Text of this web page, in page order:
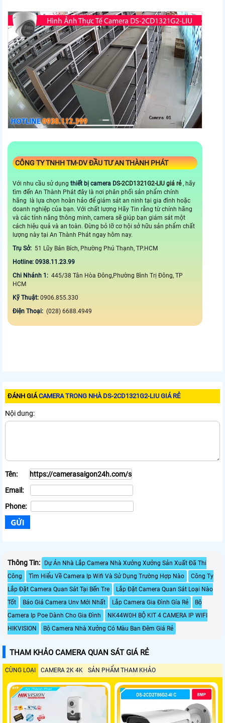
CÔNG TY TNHH TM-DV ĐẦU TƯ AN THÀNH PHÁT
Với nhu cầu sử dụng thiết bị camera DS-2CD1321G2-LIU giá rẻ, hãy
tìm đến An Thành Phát đây là nơi phân phối sản phẩm chính
hãng là lựa chọn hoàn hảo để giám sát an ninh tại gia đình hoặc
doanh nghiệp của bạn. Với chất lượng Hãy Tin rằng từ chính hãng
và các tính năng thông minh, camera sẽ giúp bạn giám sát một
cách hiệu quả và an toàn. Đừng bỏ lỡ cơ hội sở hữu sản phẩm chất
lượng này tại An Thành Phát ngay hôm nay.
Trụ Sở: 51 Lũy Bán Bích, Phường Phú Thạnh, TP.HCM
Hotline: 0938.11.23.99
Chi Nhánh 1: 445/38 Tân Hòa Đông,Phường Bình Trị Đông, TP
HCM
Kỹ Thuật: 0906.855.330
Điện Thoại: (028) 6688.4949
ĐÁNH GIÁCAMERA TRONG NHÀ DS-2CD1321G2-LIU GIÁ RẺ
Nội dung:
Tên:
Email:
Phone:
Thông Tin:
Dự Án Nhà Lắp Camera Nhà Xưởng Xưởng Sản Xuất Đã Thi
Công
Tìm Hiểu Về Camera Ip Wifi Và Sử Dụng Trường Hợp Nào
Công Ty
Lắp Đặt Camera Quan Sát Tại Bến Tre
Lắp Đặt Camera Quan Sát Loại Nào
Tốt
Báo Giá Camera Unv Mới Nhất Lắp Camera Gia Đình Gía Rẻ
Bộ
Camera Ip Poe Dành Cho Gia Đình
NK44W0H BỘ KIT 4 CAMERA IP WIFI
HIKVISION
Bộ Camera Nhà Xưởng Có Màu Ban Đêm Giá Rẻ
THAM KHẢO CAMERA QUAN SÁT GIÁ RẺ
CÙNG LOẠI CAMERA 2K 4K SẢN PHẨM THAM KHẢO